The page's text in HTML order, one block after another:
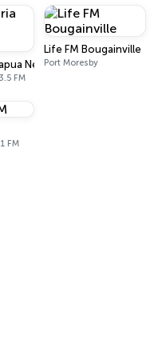
New Guinea
FM
Life FM Bougainville
Port Moresby
FM